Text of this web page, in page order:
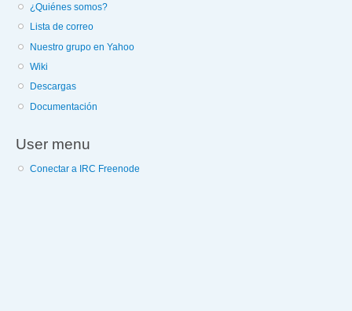
¿Quiénes somos?
Lista de correo
Nuestro grupo en Yahoo
Wiki
Descargas
Documentación
User menu
Conectar a IRC Freenode